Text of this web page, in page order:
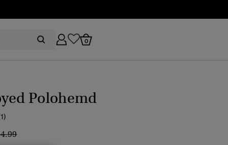
0
Polohemd
wurde reduziert von
bis